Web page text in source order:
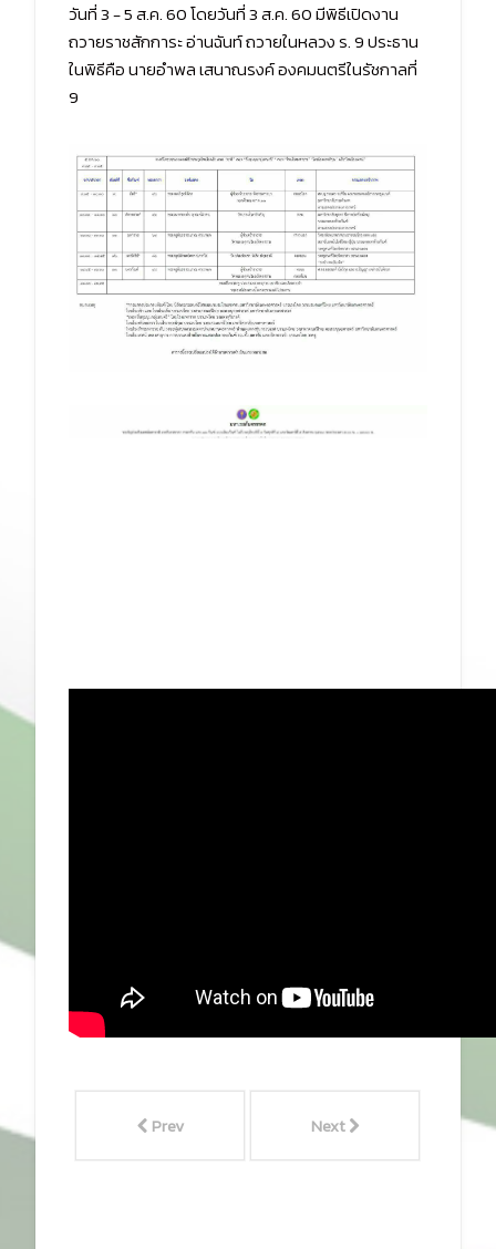
วันที่ 3 - 5 ส.ค. 60 โดยวันที่ 3 ส.ค. 60 มีพิธีเปิดงาน
ถวายราชสักการะ อ่านฉันท์ ถวายในหลวง ร. 9 ประธาน
ในพิธีคือ นายอำพล เสนาณรงค์ องคมนตรีในรัชกาลที่
9
Prev Next